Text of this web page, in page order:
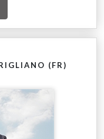
(FR)